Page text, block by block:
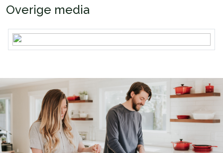
Overige media